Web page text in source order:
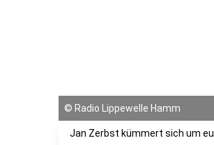
© Radio Lippewelle Hamm
Jan Zerbst kümmert sich um